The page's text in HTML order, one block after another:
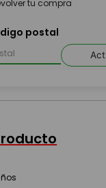
tu compra
postal